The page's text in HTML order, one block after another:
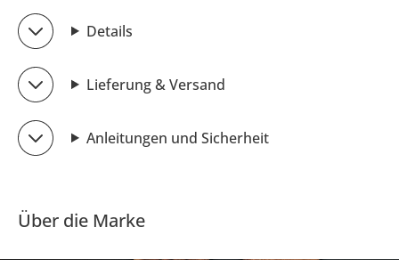
Details
Lieferung & Versand
Anleitungen und Sicherheit
Über die Marke